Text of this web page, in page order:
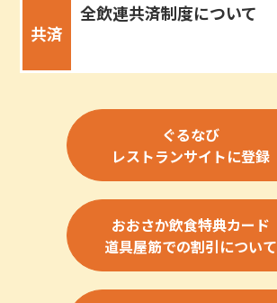
共済
全飲連共済制度について
ぐるなび
レストランサイトに登録
おおさか飲食特典カード
道具屋筋での割引について